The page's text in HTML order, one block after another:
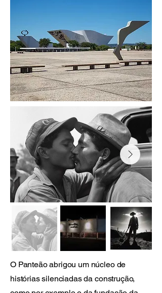
O Panteão abrigou um núcleo de
histórias silenciadas da construção,